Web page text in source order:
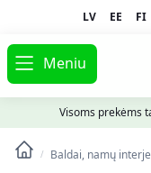
LV EE FI
Meniu
Visoms prekėms
/ Baldai, namų